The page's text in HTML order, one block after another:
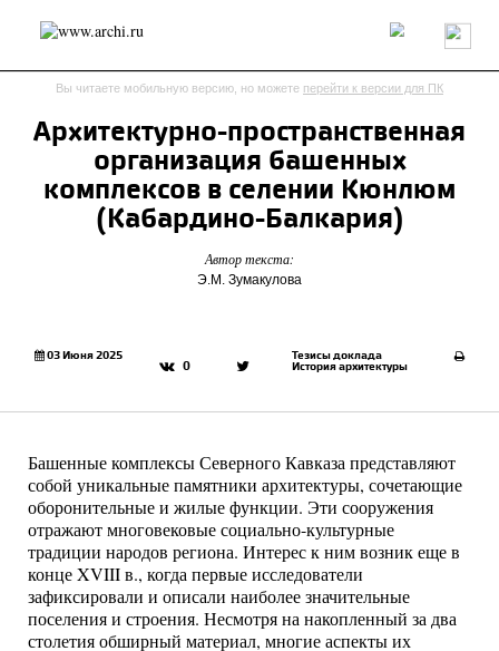
Россия Мир Технологии Интерьер Пресса
Архитекторы
send.project Анонсы конкурсов
Блог
Журнал
Интервью Исследование
Мнение
Объект
Результаты конкурса
Рецензия Архитектура
Иностранцы в России
Эко
Вы читаете мобильную версию, но можете перейти к версии для ПК
Архитектурно-пространственная
организация башенных
комплексов в селении Кюнлюм
(Кабардино-Балкария)
Автор текста:
Э.М. Зумакулова
03 Июня 2025
0
Тезисы доклада
История архитектуры
Башенные комплексы Северного Кавказа представляют
собой уникальные памятники архитектуры, сочетающие
оборонительные и жилые функции. Эти сооружения
отражают многовековые социально-культурные
традиции народов региона. Интерес к ним возник еще в
конце XVIII в., когда первые исследователи
зафиксировали и описали наиболее значительные
поселения и строения. Несмотря на накопленный за два
столетия обширный материал, многие аспекты их